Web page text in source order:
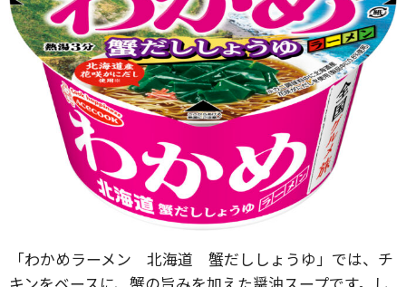
「わかめラーメン 北海道 蟹だししょうゆ」では、チ